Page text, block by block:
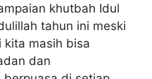
khutbah Idul
tahun ini meski
kita masih bisa
dan